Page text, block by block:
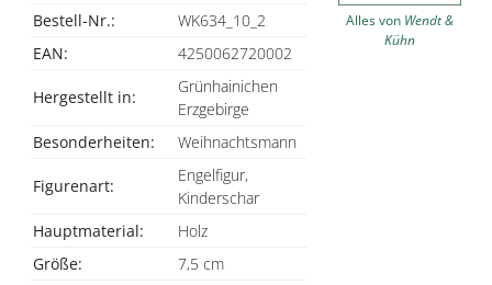
Bestell-Nr.:
WK634_10_2
EAN:
4250062720002
Hergestellt in:
Grünhainichen
Erzgebirge
Besonderheiten:
Weihnachtsmann
Figurenart:
Engelfigur,
Kinderschar
Hauptmaterial:
Holz
Größe:
7,5 cm
Alles von Wendt &
Kühn